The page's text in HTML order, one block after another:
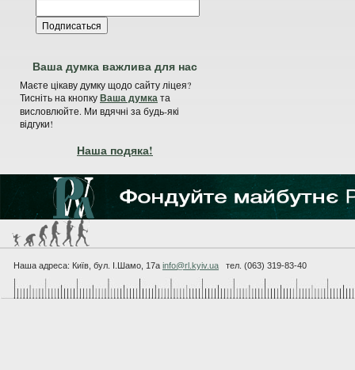
Ваша думка важлива для нас
Маєте цікаву думку щодо сайту ліцея?
Тисніть на кнопкуВаша думката
висловлюйте. Ми вдячні за будь-які
відгуки!
Наша подяка!
Наша адреса: Київ, бул. I.Шамо, 17а info@rl.kyiv.ua тел. (063) 319-83-40